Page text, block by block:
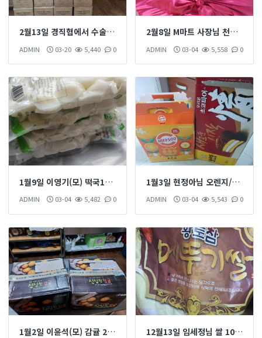
2월13일 경직협에서 수술장갑 58박스 후원 하섰습니다
ADMIN 03-20 5,440 0
2월8일 M마트 사장님 천혜향 1박스 후원 하섰습니다
ADMIN 03-04 5,558 0
1월9일 이영기(모) 떡국1kg 4개 후원 하섰습니다
ADMIN 03-04 5,482 0
1월3일 현정아님 오렌지/쵸코파이 후원 하섰습니다
ADMIN 03-04 5,543 0
1월2일 이윤석(모) 감귤 2박스 후원 하셨습니다 12월13일 임세정님 쌀 10kg 후원 하섰습니다